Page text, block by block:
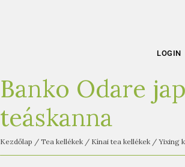
LOGIN
Banko Odare
teáskanna
Kezdőlap / Tea kellékek / Kínai tea kellékek / Yixing